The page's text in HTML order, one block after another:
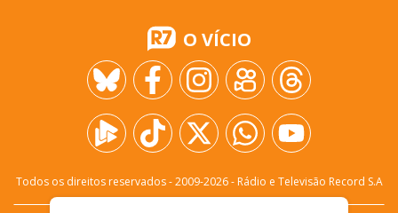
O VÍCIO
Todos os direitos reservados - 2009-2026- Rádio e Televisão Record S.A